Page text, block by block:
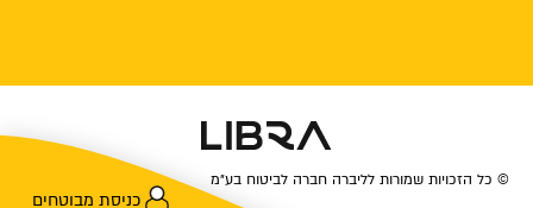
© כל הזכויות שמורות לליברה חברה לביטוח בע״מ
כניסת מבוטחים